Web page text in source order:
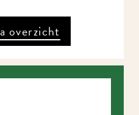
overzicht